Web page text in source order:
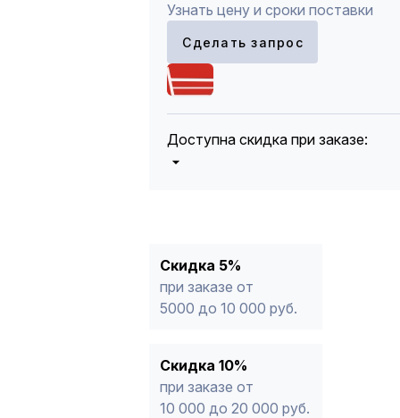
Узнать цену и сроки поставки
Сделать запрос
Доступна скидка при заказе:
* -Для заказов, состоящих
продукции, максимальная скидка
Скидка 5%
при заказе от
5000 до 10 000 руб.
Скидка 10%
при заказе от
10 000 до 20 000 руб.